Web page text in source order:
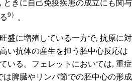
ときに自己免疫疾患の成立にも関与
9） 。
盛に増殖している一方で, 抗原に対
い抗体の産生を担う胚中心反応は
いる。フェレットにおいては, 重症
は脾臓やリンパ節での胚中心の形成